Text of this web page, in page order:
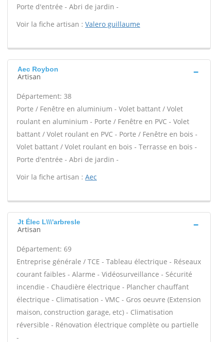
Porte d'entrée - Abri de jardin -
Voir la fiche artisan : Valero guillaume
Aec Roybon
Artisan
Département: 38
Porte / Fenêtre en aluminium - Volet battant / Volet
roulant en aluminium - Porte / Fenêtre en PVC - Volet
battant / Volet roulant en PVC - Porte / Fenêtre en bois -
Volet battant / Volet roulant en bois - Terrasse en bois -
Porte d'entrée - Abri de jardin -
Voir la fiche artisan : Aec
Jt Élec L\\\'arbresle
Artisan
Département: 69
Entreprise générale / TCE - Tableau électrique - Réseaux
courant faibles - Alarme - Vidéosurveillance - Sécurité
incendie - Chaudière électrique - Plancher chauffant
électrique - Climatisation - VMC - Gros oeuvre (Extension
maison, construction garage, etc) - Climatisation
réversible - Rénovation électrique complète ou partielle
-